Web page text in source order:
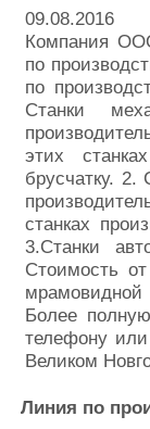
09.08.2016
Компания
по
по
Станки
этих
брусчатку. 2.
станках
3.Станки
Стоимость
мрамовидной
Более
телефону
Великом
Линия по